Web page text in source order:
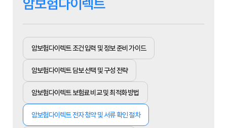
암보험다이렉트
암보험다이렉트 조건 입력 및 정보 준비 가이드
암보험다이렉트 담보 선택 및 구성 전략
암보험다이렉트 보험료 비교 및 최적화 방법
암보험다이렉트 전자 청약 및 서류 확인 절차